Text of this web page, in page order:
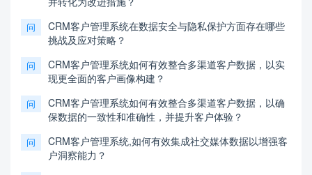
问
CRM客户管理系统在数据安全与隐私保护方面存在哪些
挑战及应对策略？
问
CRM客户管理系统如何有效整合多渠道客户数据，以实
现更全面的客户画像构建？
问
CRM客户管理系统如何有效整合多渠道客户数据，以确
保数据的一致性和准确性，并提升客户体验？
问
CRM客户管理系统,如何有效集成社交媒体数据以增强客
户洞察能力？